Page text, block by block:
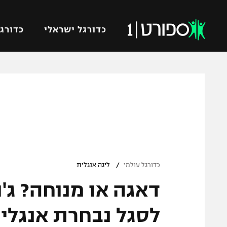
כדורגל ישראלי
ברחבה
"מעל הליגה" – פודקאסט
"מחצית בשכונה" – פודקאסט
מכבי
בית"ר
כדורגל עולמי / ליגה אנגלית
דאגה או מנוחה?
לסגל נבחרת